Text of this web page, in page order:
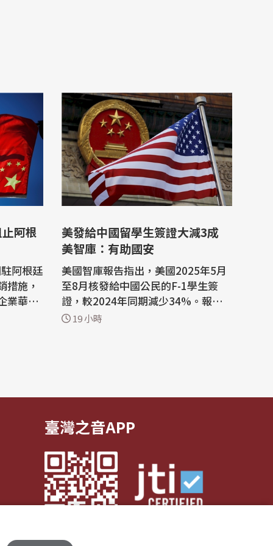
阿根
阿根廷
措施，
業華為
國家主
美發給中國留學生簽證大減3成
美智庫：有助國安
美國智庫報告指出，美國2025年5月
至8月核發給中國公民的F-1學生簽
證，較2024年同期減少34%。報告
認為，減少中國留學生有助降低技術
19 小時
臺灣之音APP